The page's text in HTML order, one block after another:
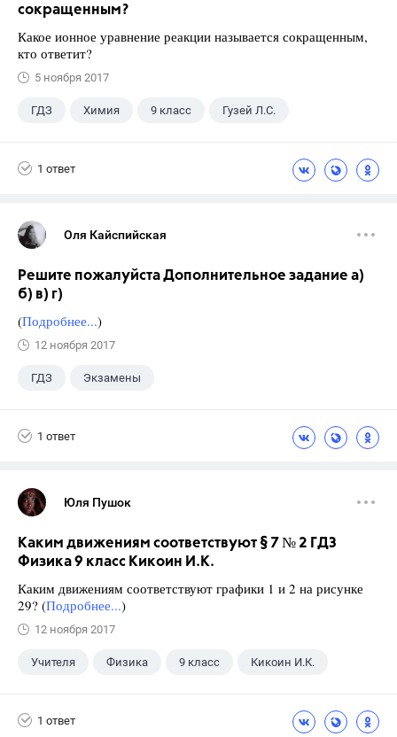
сокращенным?
Какое ионное уравнение реакции называется сокращенным,
кто ответит?
5 ноября 2017
ГДЗ Химия 9 класс Гузей Л.С.
1 ответ
Оля Кайспийская
Решите пожалуйста Дополнительное задание а)
б) в) г)
(Подробнее...)
12 ноября 2017
ГДЗ Экзамены
1 ответ
Юля Пушок
Каким движениям соответствуют § 7 № 2 ГДЗ
Физика 9 класс Кикоин И.К.
Каким движениям соответствуют графики 1 и 2 на рисунке
29? (Подробнее...)
12 ноября 2017
Учителя Физика 9 класс Кикоин И.К.
1 ответ